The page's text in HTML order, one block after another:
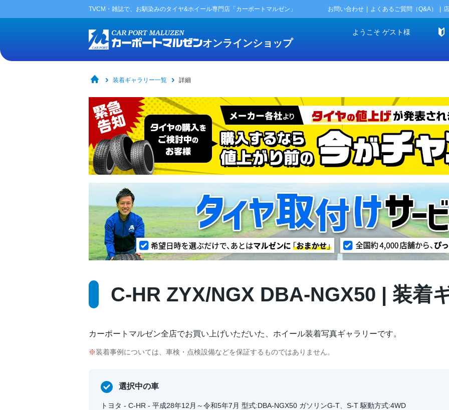
TVCM・雑誌で、お馴染みのタイヤ&ホイール専門店「カーポートマルゼン」 お問い合わせ よくあるご質問（Q&A）
オンラインショップ
ようこそ ゲスト様
装着ギャラリー一覧 詳細
C-HR ZYX/NGX DBA-NGX50 | 装着
カーポートマルゼン全店でお買い上げいただいた、ホイール装着写真ギャラリーです。
装着事例については、車検・点検設備などを保証するものではありません。
選択中の車
トヨタ - C-HR - 平成28年12月～令和5年7月 型式:DBA-NGX50 ガソリンG-T、S-T 駆動方式:4WD